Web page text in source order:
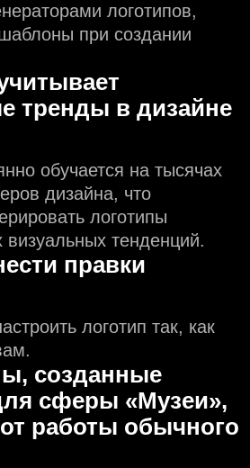
логотипов,
при создании
тренды в дизайне
обучается на тысячах
дизайна, что
логотипы
визуальных тенденций.
правки
логотип так, как
созданные
сферы «Музеи»,
работы обычного